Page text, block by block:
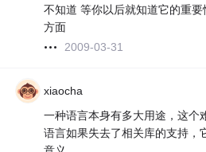
不知道 等你以后就知道它的重
方面
2009-03-31
xiaocha
一种语言本身有多大用途，这个
语言如果失去了相关库的支持，